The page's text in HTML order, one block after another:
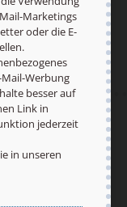
Marketings
oder die E-
Werbung
besser auf
Link in
jederzeit
in unseren